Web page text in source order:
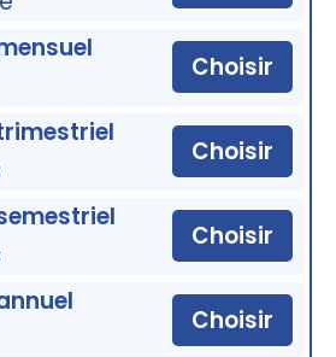
Choisir
Choisir
Choisir
Choisir